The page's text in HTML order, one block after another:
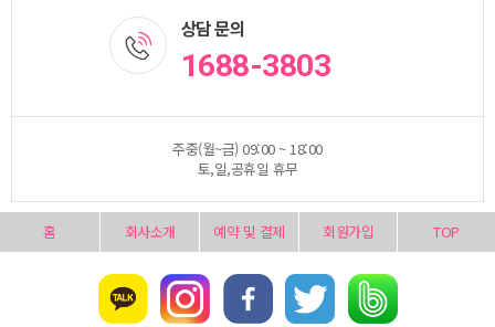
상담 문의
1688-3803
주중(월~금) 09:00 ~ 18:00
토,일,공휴일 휴무
홈 회사소개 예약 및 결제 회원가입 TOP